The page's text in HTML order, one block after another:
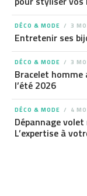
DÉCO & MODE 3
Entretenir ses
DÉCO & MODE 3
Bracelet homme
l’été 2026
DÉCO & MODE 4
Dépannage
L’expertise à